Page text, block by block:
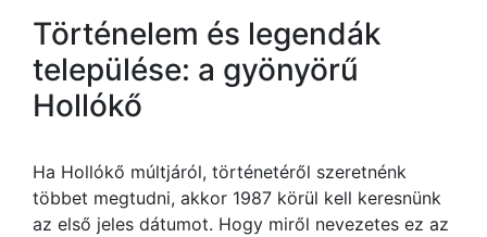
Történelem és legendák
települése: a gyönyörű
Hollókő
Ha Hollókő múltjáról, történetéről szeretnénk
többet megtudni, akkor 1987 körül kell keresnünk
az első jeles dátumot. Hogy miről nevezetes ez az